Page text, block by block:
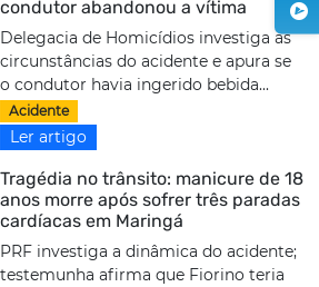
condutor abandonou a vítima
Delegacia de Homicídios investiga as
circunstâncias do acidente e apura se
o condutor havia ingerido bebida...
Acidente
Ler artigo
Tragédia no trânsito: manicure de 18
anos morre após sofrer três paradas
cardíacas em Maringá
PRF investiga a dinâmica do acidente;
testemunha afirma que Fiorino teria